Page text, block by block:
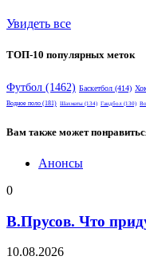
Увидеть все
ТОП-10 популярных меток
Футбол (1462) Баскетбол (414)
Водное поло (181) Шахматы (134) Гандбол (130)
Вам также может
Анонсы
0
В.Прусов. Что
10.08.2026